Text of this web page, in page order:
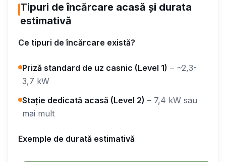
Tipuri de încărcare acasă și durata
estimativă
Ce tipuri de încărcare există?
Priză standard de uz casnic (Level 1) – ~2,3-
3,7 kW
Stație dedicată acasă (Level 2) – 7,4 kW sau
mai mult
Exemple de durată estimativă